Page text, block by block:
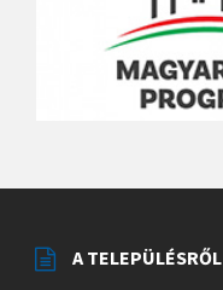
A TELEPÜLÉSRŐL